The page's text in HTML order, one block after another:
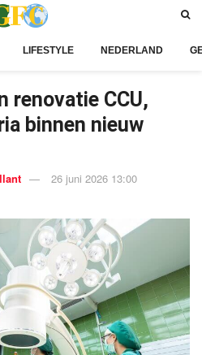
LIFESTYLE NEDERLAND
renovatie CCU,
binnen nieuw
26 juni 2026 13:00